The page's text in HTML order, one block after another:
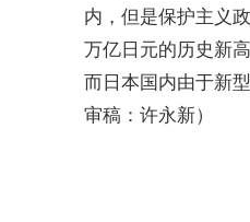
内，但是保护主义
万亿日元的历史新
而日本国内由于新
审稿：许永新）